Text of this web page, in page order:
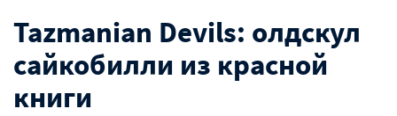
Tazmanian Devils: олдскул
сайкобилли из красной
книги